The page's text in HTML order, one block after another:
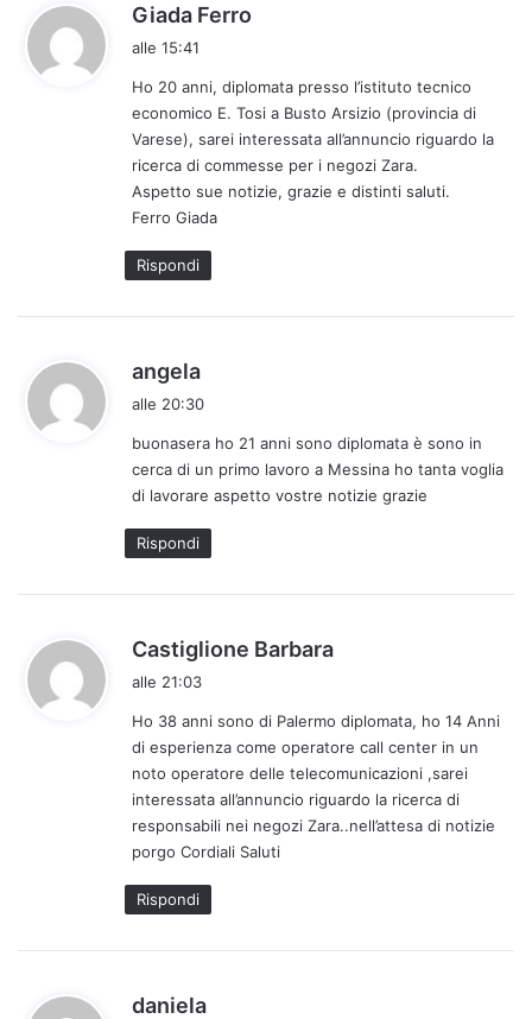
Giada Ferro
e
t
t
o
:
alle 15:41
Ho 20 anni, diplomata presso l’istituto tecnico
economico E. Tosi a Busto Arsizio (provincia di
Varese), sarei interessata all’annuncio riguardo la
ricerca di commesse per i negozi Zara.
Aspetto sue notizie, grazie e distinti saluti.
Ferro Giada
Rispondi
angela
e
t
t
o
:
alle 20:30
buonasera ho 21 anni sono diplomata è sono in
cerca di un primo lavoro a Messina ho tanta voglia
di lavorare aspetto vostre notizie grazie
Rispondi
Castiglione Barbara
e
t
t
o
:
alle 21:03
Ho 38 anni sono di Palermo diplomata, ho 14 Anni
di esperienza come operatore call center in un
noto operatore delle telecomunicazioni ,sarei
interessata all’annuncio riguardo la ricerca di
responsabili nei negozi Zara..nell’attesa di notizie
porgo Cordiali Saluti
Rispondi
daniela